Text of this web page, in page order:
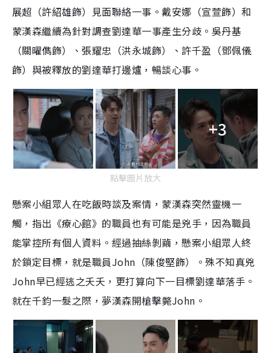
展超（許紹雄飾）見面聯絡一事。戴安娜（宣萱飾）和
蒙漢森繼續為針對調查劉達華一事產生分歧。吳丹基
（關曜儁飾）、張耀忠（洪永城飾）、許千盈（鄧佩儀
飾）與被釋放的劉達華打邊爐，暢談心事。
+3
點擊圖片放大
懸案小組眾人在吃飯時談及案情，蒙漢森突然靈機一
觸，指出《療心館》的職員也有可能是兇手，因為職員
能掌控所有個人資料。經過抽絲剝繭，懸案小組眾人終
於鎖定目標，就是職員John（陳俊堅飾）。殊不知真兇
John早已經逃之夭夭，更打算向下一目標劉達華落手。
就在千鈞一髮之際，夢漢森開槍擊斃John。